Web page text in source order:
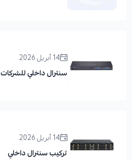
14 أبريل 2026
سنترال داخلي للشركات
14 أبريل 2026
تركيب سنترال داخلي